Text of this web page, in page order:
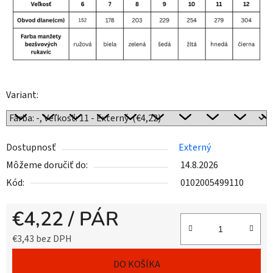
Variant:
Dostupnosť
Externý
Môžeme doručiť do:
14.8.2026
Kód:
0102005499110
€4,22/ PÁR
€3,43 bez DPH
DO KOŠÍKA